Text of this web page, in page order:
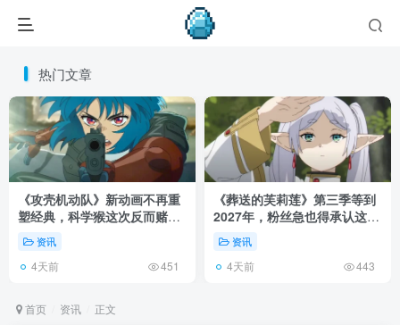
热门文章
《攻壳机动队》新动画不再重
塑经典，科学猴这次反而赌对
了！资讯
4天前 451
《葬送的芙莉莲》第三季等到
2027年，粉丝急也得承认这次
慢得有道理！
资讯
4天前 443
首页 资讯 正文